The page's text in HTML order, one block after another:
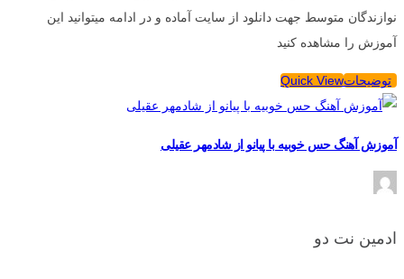
نوازندگان متوسط جهت دانلود از سایت آماده و در ادامه میتوانید این
آموزش را مشاهده کنید
توضیحاتQuick View
آموزش آهنگ حس خوبیه با پیانو از شادمهر عقیلی
ادمین نت دو